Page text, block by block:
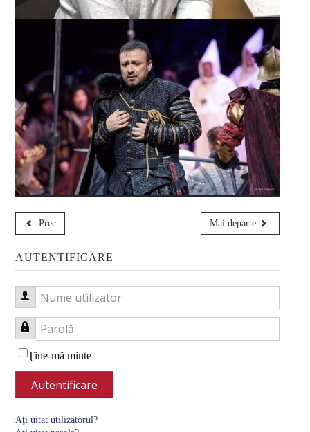
Activitatea de cercetare
Relații internaționale
STUDENȚI
Orare studenți
Examene
Burse și tabere
Informatii
Link-uri utile
ADMITERE
Pregătiri admitere
MEDIA
Prec Mai departe
AUTENTIFICARE
Nume utilizator
Parolă
Ţine-mă minte
Autentificare
Aţi uitat utilizatorul?